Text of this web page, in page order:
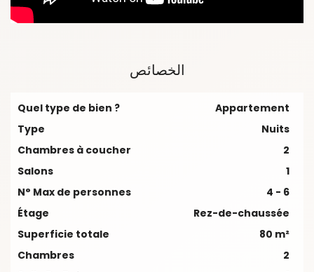
الخصائص
Quel type de bien ?
Appartement
Type
Nuits
Chambres à coucher
2
Salons
1
N° Max de personnes
4 - 6
Étage
Rez-de-chaussée
Superficie totale
80 m²
Chambres
2